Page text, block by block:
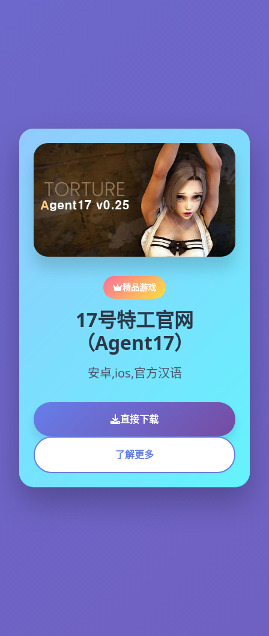
精品游戏
17号特工官网
（Agent17）
安卓,ios,官方汉语
直接下载
了解更多